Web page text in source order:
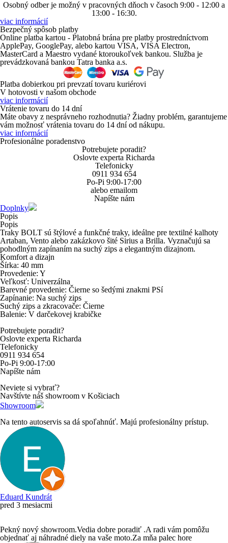
Osobný odber je možný v pracovných dňoch v časoch 9:00 - 12:00 a
13:00 - 16:30.
viac informácií
Bezpečný spôsob platby
Online platba kartou - Platobná brána pre platby prostredníctvom
ApplePay, GooglePay, alebo kartou VISA, VISA Electron,
MasterCard a Maestro vydané ktoroukoľvek bankou. Služba je
prevádzkovaná bankou Tatra banka a.s.
Platba dobierkou pri prevzatí tovaru kuriérovi
V hotovosti v našom obchode
viac informácií
Vrátenie tovaru do 14 dní
Máte obavy z nesprávneho rozhodnutia? Žiadny problém, garantujeme
vám možnosť vrátenia tovaru do 14 dní od nákupu.
viac informácií
Profesionálne poradenstvo
Potrebujete poradit?
Oslovte experta Richarda
Telefonicky
0911 934 654
Po-Pi 9:00-17:00
alebo emailom
Napíšte nám
Doplnky
Popis
Popis
Traky BOLT sú štýlové a funkčné traky, ideálne pre textilné kalhoty
Artaban, Vento alebo zakázkovo šité Sirius a Brilla. Vyznačujú sa
pohodlným zapínaním na suchý zips a elegantným dizajnom.
Komfort a dizajn
Šírka: 40 mm
Provedenie: Y
Veľkosť: Univerzálna
Barevné provedenie: Čierne so šedými znakmi PSí
Zapínanie: Na suchý zips
Suchý zips a zkracovače: Čierne
Balenie: V darčekovej krabičke
Potrebujete poradit?
Oslovte experta Richarda
Telefonicky
0911 934 654
Po-Pi 9:00-17:00
Napíšte nám
Neviete si vybrať?
Navštívte náš showroom v Košiciach
Showroom
Na tento autoservis sa dá spoľahnúť. Majú profesionálny prístup.
Eduard Kundrát
pred 3 mesiacmi
Pekný nový showroom.Vedia dobre poradiť .A radi vám pomôžu
objednať aj náhradné diely na vaše moto.Za mňa palec hore